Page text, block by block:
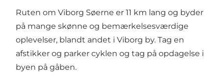
Ruten om Viborg Søerne er 11 km lang og byder
på mange skønne og bemærkelsesværdige
oplevelser, blandt andet i Viborg by. Tag en
afstikker og parker cyklen og tag på opdagelse i
byen på gåben.